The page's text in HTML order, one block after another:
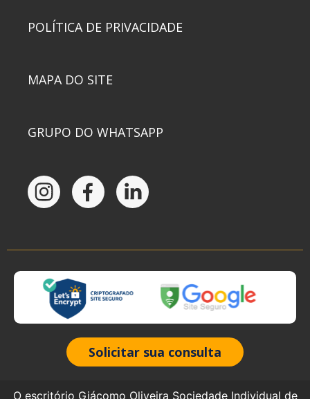
POLÍTICA DE PRIVACIDADE
MAPA DO SITE
GRUPO DO WHATSAPP
Solicitar sua consulta
O escritório Giácomo Oliveira Sociedade Individual de